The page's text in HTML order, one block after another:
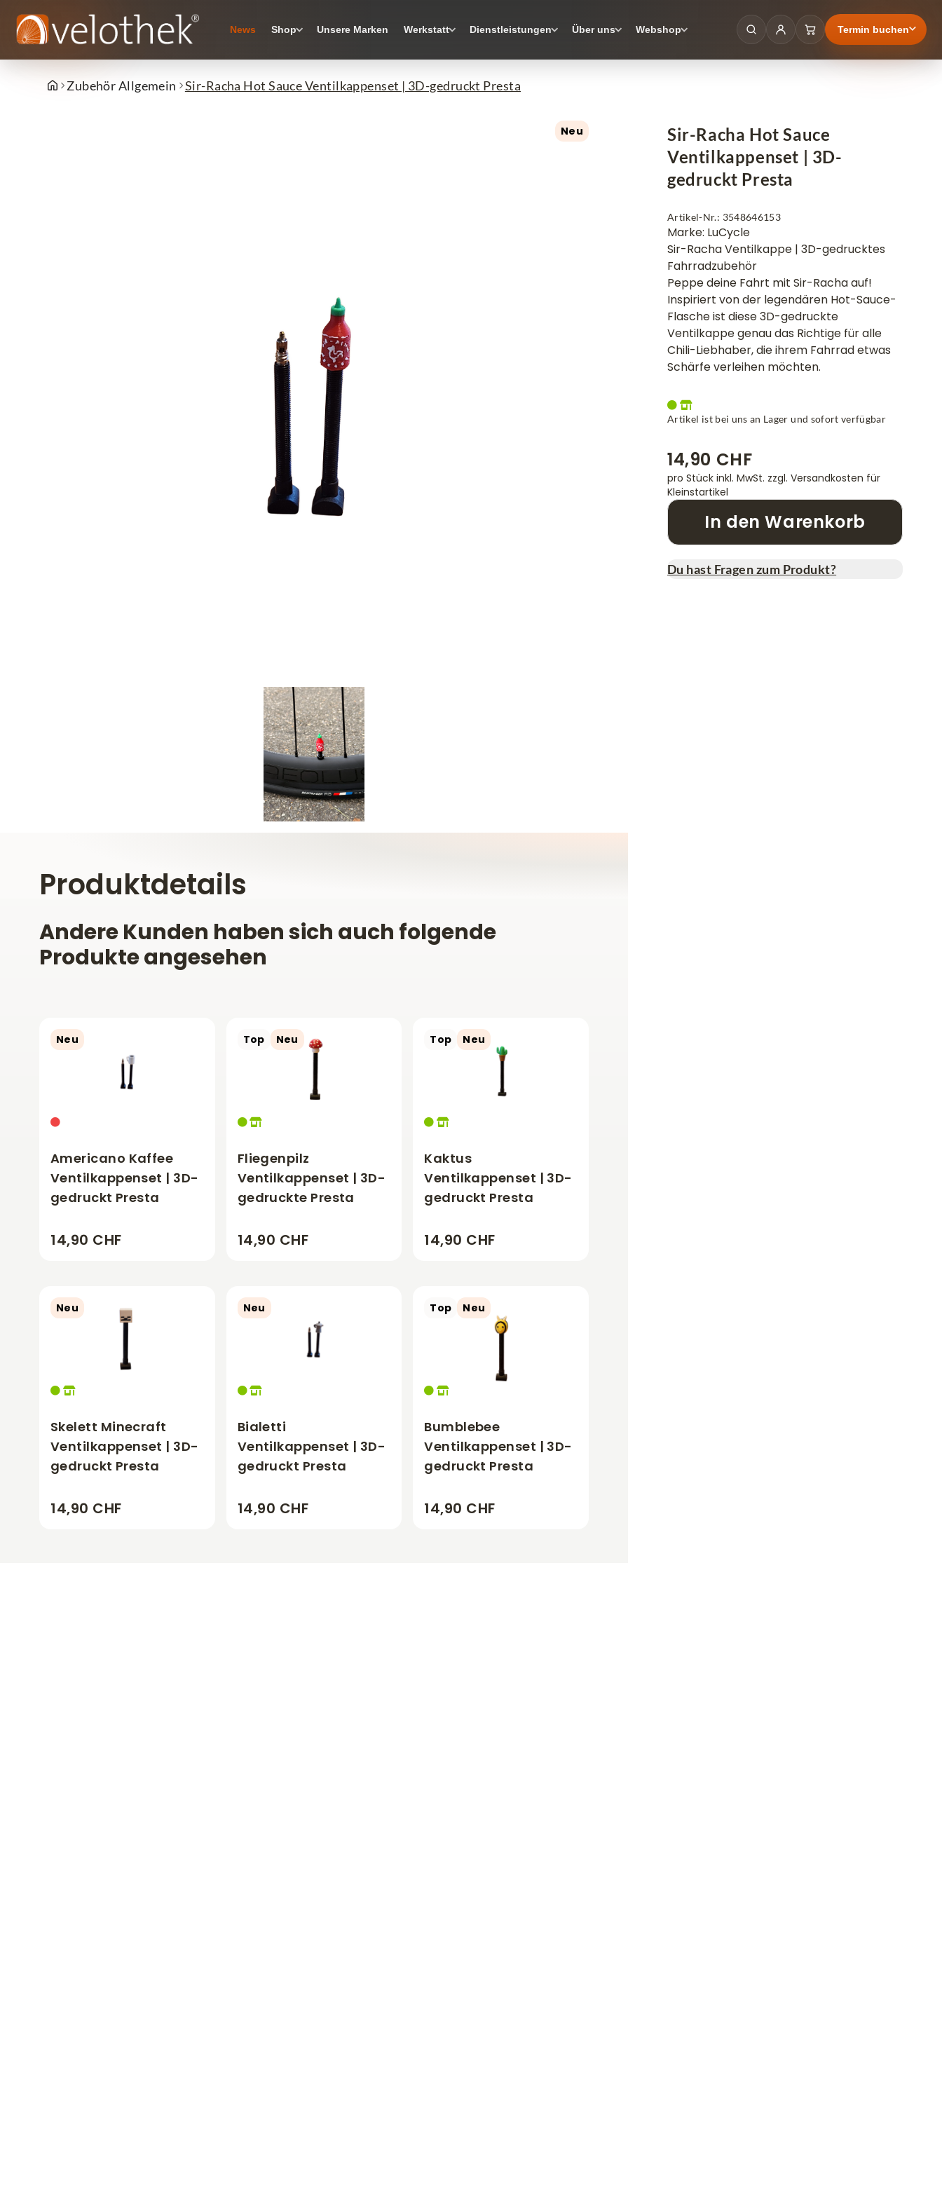
News Shop Unsere Marken Werkstatt Dienstleistungen Über uns Webshop Termin buchen
Zubehör Allgemein Sir-Racha Hot Sauce Ventilkappenset | 3D-gedruckt Presta
Neu
Produktdetails
Andere Kunden haben sich auch folgende
Produkte angesehen
Neu
Americano Kaffee
Ventilkappenset | 3D-
gedruckt Presta
14,90 CHF
Top Neu
Fliegenpilz
Ventilkappenset | 3D-
gedruckte Presta
14,90 CHF
Top Neu
Kaktus
Ventilkappenset | 3D-
gedruckt Presta
14,90 CHF
Neu
Skelett Minecraft
Ventilkappenset | 3D-
gedruckt Presta
14,90 CHF
Neu
Bialetti
Ventilkappenset | 3D-
gedruckt Presta
14,90 CHF
Top Neu
Bumblebee
Ventilkappenset | 3D-
gedruckt Presta
14,90 CHF
Sir-Racha Hot Sauce
Ventilkappenset | 3D-
gedruckt Presta
Artikel-Nr.: 3548646153
Marke: LuCycle
Sir-Racha Ventilkappe | 3D-gedrucktes
Fahrradzubehör
Peppe deine Fahrt mit Sir-Racha auf!
Inspiriert von der legendären Hot-Sauce-
Flasche ist diese 3D-gedruckte
Ventilkappe genau das Richtige für alle
Chili-Liebhaber, die ihrem Fahrrad etwas
Schärfe verleihen möchten.
Artikel ist bei uns an Lager und sofort verfügbar
14,90 CHF
pro Stück inkl. MwSt. zzgl. Versandkosten für
Kleinstartikel
In den Warenkorb
Du hast Fragen zum Produkt?